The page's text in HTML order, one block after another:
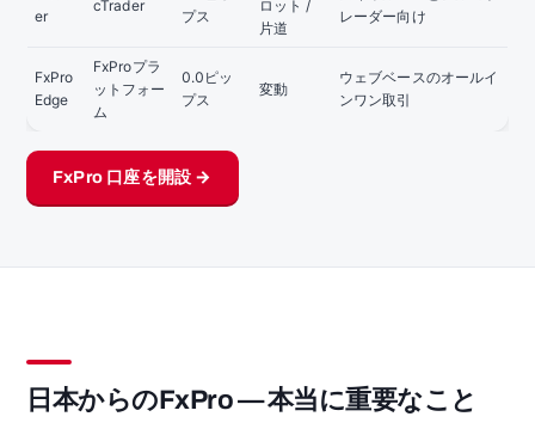
er
cTrader
プス
ロット /
片道
レーダー向け
FxPro
Edge
FxProプラ
ットフォー
ム
0.0ピッ
プス
変動
ウェブベースのオールイ
ンワン取引
FxPro 口座を開設 →
日本からのFxPro — 本当に重要なこと